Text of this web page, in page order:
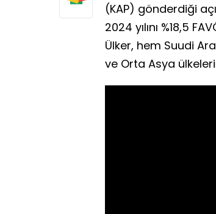
(KAP) gönderdiği
2024 yılını %18,5
Ülker, hem Suudi
ve Orta Asya